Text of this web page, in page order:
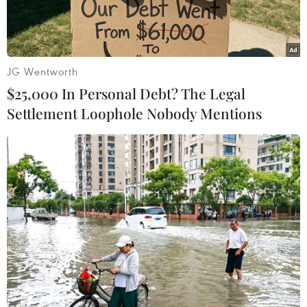
Thu nhặt than đá tại một khu mỏ ở ngoại ô Dhanbad (Ấn Độ)
ngày 6/7/2023. (Ảnh: AFP/TTXVN)
Hội nghị lần thứ 28 các bên tham gia Công ước
Khung của Liên hợp quốc về Biến đổi Khí hậu
(COP28) đang diễn ra tại Dubai (Các Tiểu Vương
JG Wentworth
$25,000 In Personal Debt? The Legal
Settlement Loophole Nobody Mentions